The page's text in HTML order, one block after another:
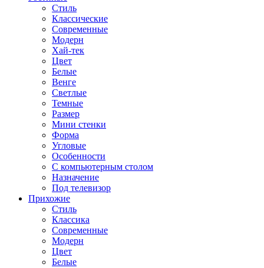
Стиль
Классические
Современные
Модерн
Хай-тек
Цвет
Белые
Венге
Светлые
Темные
Размер
Мини стенки
Форма
Угловые
Особенности
С компьютерным столом
Назначение
Под телевизор
Прихожие
Стиль
Классика
Современные
Модерн
Цвет
Белые